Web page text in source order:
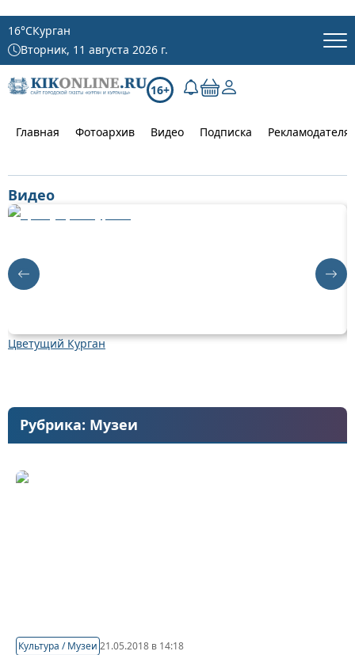
16°CКурган
Вторник, 11 августа 2026 г.
16+
Главная Фотоархив Видео Подписка
Видео
Цветущий Курган
Рубрика: Музеи
Культура / Музеи 21.05.2018 в 14:18